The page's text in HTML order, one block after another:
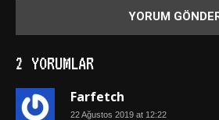
2 YORUMLAR
Farfetch
22 Ağustos 2019 at 12:22